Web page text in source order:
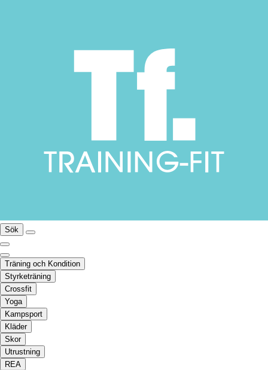
Sök
Träning och Kondition
Styrketräning
Crossfit
Yoga
Kampsport
Kläder
Skor
Utrustning
REA